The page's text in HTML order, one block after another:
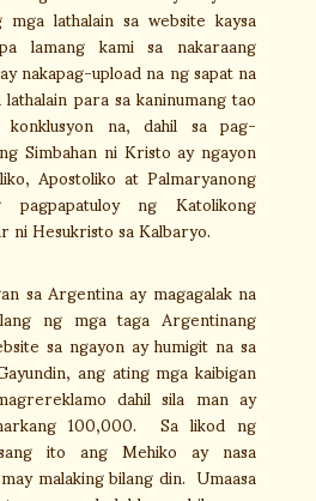
lathalain sa website kaysa
lamang kami sa nakaraang
nakapag-upload na ng sapat na
para sa kaninumang tao
na, dahil sa pag-
Simbahan ni Kristo ay ngayon
Apostoliko at Palmaryanong
ng Katolikong
ni Hesukristo sa Kalbaryo.
sa Argentina ay magagalak na
ng mga taga Argentinang
sa ngayon ay humigit na sa
ang ating mga kaibigan
dahil sila man ay
100,000. Sa likod ng
ito ang Mehiko ay nasa
malaking bilang din. Umaasa